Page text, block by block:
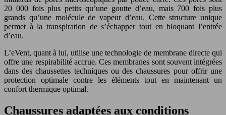
20 000 fois plus petits qu’une goutte d’eau, mais 700 fois plus
grands qu’une molécule de vapeur d’eau. Cette structure unique
permet à la transpiration de s’échapper tout en bloquant l’entrée
d’eau.
L’eVent, quant à lui, utilise une technologie de membrane directe qui
offre une respirabilité accrue. Ces membranes sont souvent intégrées
dans des chaussettes techniques ou des chaussures pour offrir une
protection optimale contre les éléments tout en maintenant un
confort thermique optimal.
Chaussures adaptées aux conditions